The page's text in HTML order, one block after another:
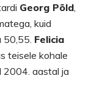
Georg Põld
kuid
50,55. Felicia
teisele kohale
2004. aastal ja